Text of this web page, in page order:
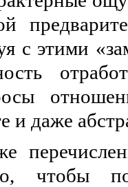
с этими
и даже
чтобы